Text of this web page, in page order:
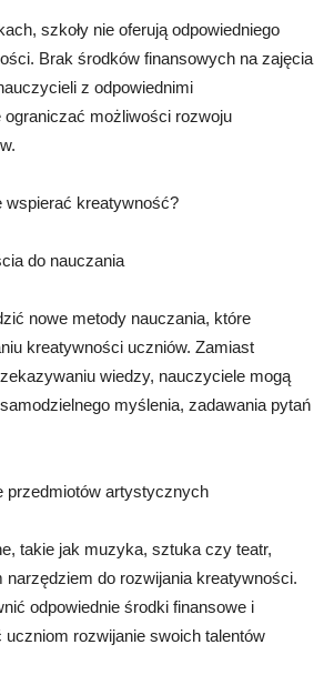
szkoły nie oferują odpowiedniego
Brak środków finansowych na zajęcia
z odpowiednimi
możliwości rozwoju
wspierać kreatywność?
do nauczania
nowe metody nauczania, które
kreatywności uczniów. Zamiast
wiedzy, nauczyciele mogą
myślenia, zadawania pytań
przedmiotów artystycznych
takie jak muzyka, sztuka czy teatr,
narzędziem do rozwijania kreatywności.
odpowiednie środki finansowe i
rozwijanie swoich talentów